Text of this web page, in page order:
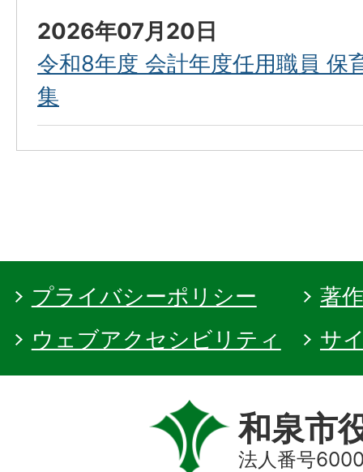
2026年07月20日
令和8年度 会計年度任用職員 保
集
プライバシーポリシー
著
ウェブアクセシビリティ
サ
和泉市
法人番号